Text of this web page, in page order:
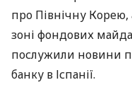
про Північну Корею,
зоні фондових
послужили новини
банку в Іспанії.